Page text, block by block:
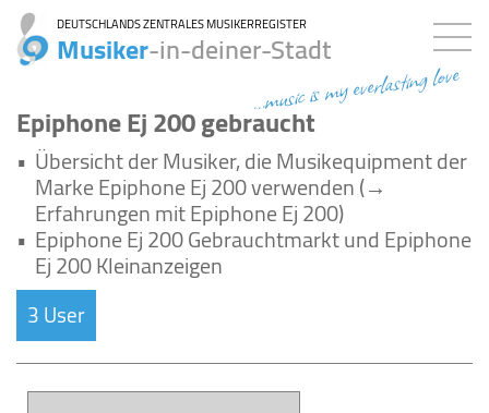
DEUTSCHLANDS ZENTRALES MUSIKERREGISTER
Musiker-in-deiner-Stadt
...music is my everlasting love
Epiphone Ej 200 gebraucht
• Übersicht der Musiker, die Musikequipment der
Marke Epiphone Ej 200 verwenden (→
Erfahrungen mit Epiphone Ej 200)
• Epiphone Ej 200 Gebrauchtmarkt und Epiphone
Ej 200 Kleinanzeigen
3 User